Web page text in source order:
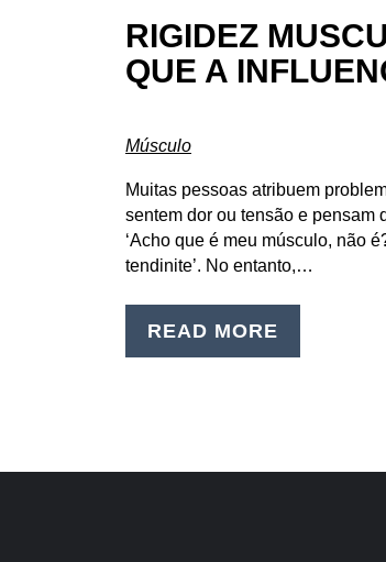
RIGIDEZ
QUE A
Músculo
Muitas pessoas atribuem
sentem dor ou tensão e pensam
‘Acho que é meu músculo, não
tendinite’. No entanto,…
READ MORE